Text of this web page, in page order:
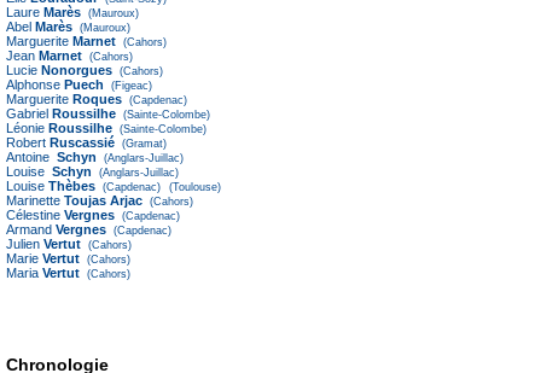
Laure Marès (Mauroux)
Abel Marès (Mauroux)
Marguerite Marnet (Cahors)
Jean Marnet (Cahors)
Lucie Nonorgues (Cahors)
Alphonse Puech (Figeac)
Marguerite Roques (Capdenac)
Gabriel Roussilhe (Sainte-Colombe)
Léonie Roussilhe (Sainte-Colombe)
Robert Ruscassié (Gramat)
Antoine Schyn (Anglars-Juillac)
Louise Schyn (Anglars-Juillac)
Louise Thèbes (Capdenac) (Toulouse)
Marinette Toujas Arjac (Cahors)
Célestine Vergnes (Capdenac)
Armand Vergnes (Capdenac)
Julien Vertut (Cahors)
Marie Vertut (Cahors)
Maria Vertut (Cahors)
Chronologie